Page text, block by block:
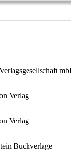
Verlag
Verlag
Buchverlage